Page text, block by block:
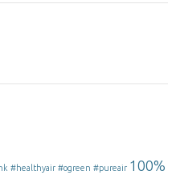
#healthyair #ogreen #pureair 100%